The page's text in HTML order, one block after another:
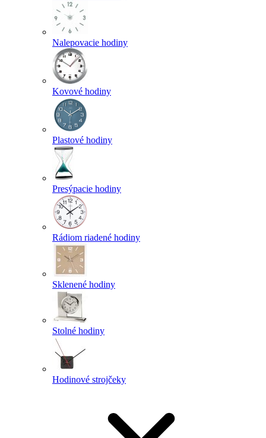
Nalepovacie hodiny
Kovové hodiny
Plastové hodiny
Presýpacie hodiny
Rádiom riadené hodiny
Sklenené hodiny
Stolné hodiny
Hodinové strojčeky